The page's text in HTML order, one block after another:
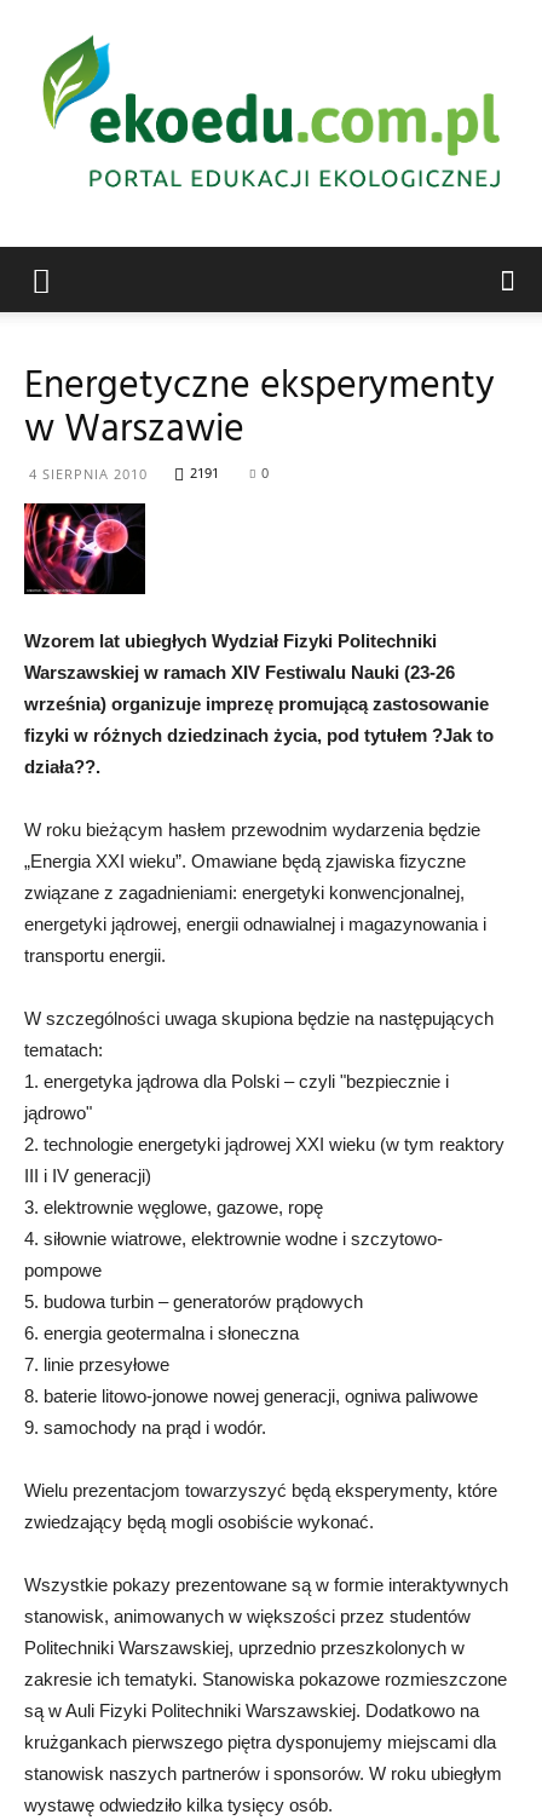
ekologiczna
Energetyczne eksperymenty
w Warszawie
4 SIERPNIA 2010 2191 0
Wzorem lat ubiegłych Wydział Fizyki Politechniki
Warszawskiej w ramach XIV Festiwalu Nauki (23-26
września) organizuje imprezę promującą zastosowanie
fizyki w różnych dziedzinach życia, pod tytułem ?Jak to
działa??.
W roku bieżącym hasłem przewodnim wydarzenia będzie
„Energia XXI wieku”. Omawiane będą zjawiska fizyczne
związane z zagadnieniami: energetyki konwencjonalnej,
energetyki jądrowej, energii odnawialnej i magazynowania i
transportu energii.
W szczególności uwaga skupiona będzie na następujących
tematach:
1. energetyka jądrowa dla Polski – czyli "bezpiecznie i
jądrowo"
2. technologie energetyki jądrowej XXI wieku (w tym reaktory
III i IV generacji)
3. elektrownie węglowe, gazowe, ropę
4. siłownie wiatrowe, elektrownie wodne i szczytowo-
pompowe
5. budowa turbin – generatorów prądowych
6. energia geotermalna i słoneczna
7. linie przesyłowe
8. baterie litowo-jonowe nowej generacji, ogniwa paliwowe
9. samochody na prąd i wodór.
Wielu prezentacjom towarzyszyć będą eksperymenty, które
zwiedzający będą mogli osobiście wykonać.
Wszystkie pokazy prezentowane są w formie interaktywnych
stanowisk, animowanych w większości przez studentów
Politechniki Warszawskiej, uprzednio przeszkolonych w
zakresie ich tematyki. Stanowiska pokazowe rozmieszczone
są w Auli Fizyki Politechniki Warszawskiej. Dodatkowo na
krużgankach pierwszego piętra dysponujemy miejscami dla
stanowisk naszych partnerów i sponsorów. W roku ubiegłym
wystawę odwiedziło kilka tysięcy osób.